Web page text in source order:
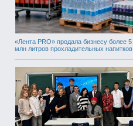
«Лента PRO» продала бизнесу более 5
млн литров прохладительных напитков